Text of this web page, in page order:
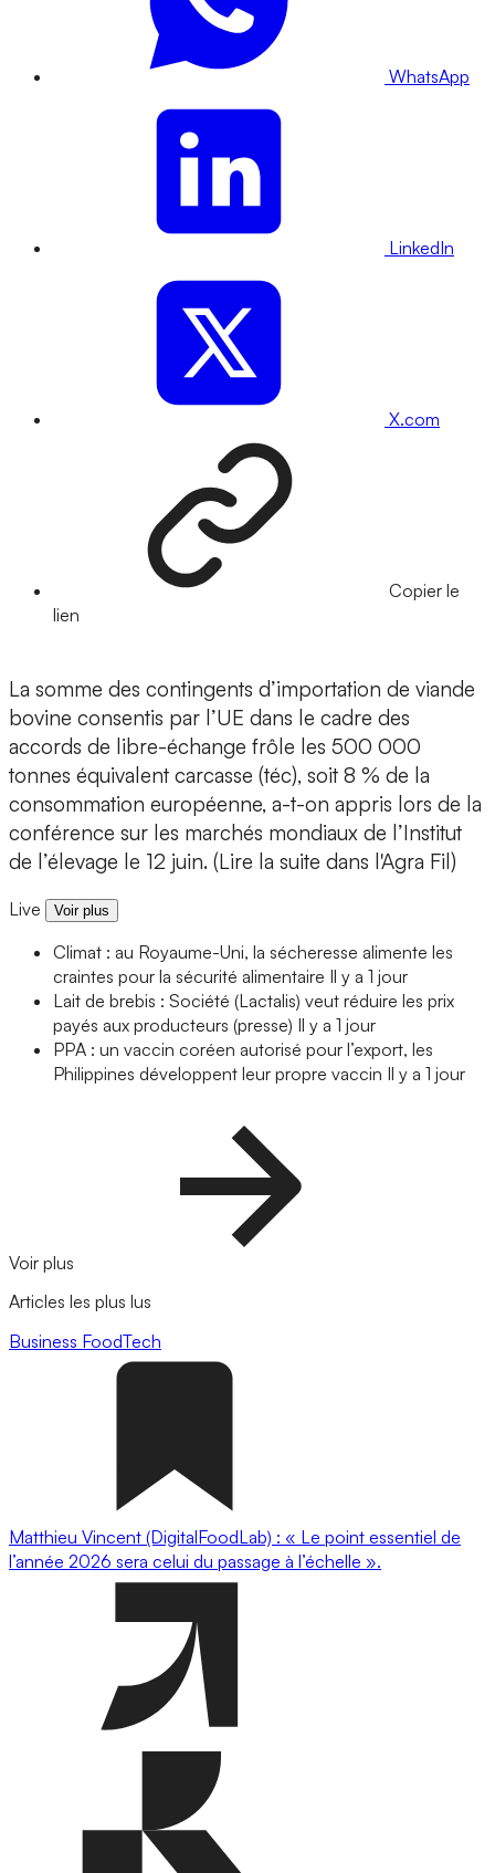
WhatsApp
LinkedIn
X.com
Copier le
lien
La somme des contingents d’importation de viande
bovine consentis par l’UE dans le cadre des
accords de libre-échange frôle les 500 000
tonnes équivalent carcasse (téc), soit 8 % de la
consommation européenne, a-t-on appris lors de la
conférence sur les marchés mondiaux de l’Institut
de l’élevage le 12 juin. (Lire la suite dans l'Agra Fil)
Live Voir plus
Climat : au Royaume-Uni, la sécheresse alimente les
craintes pour la sécurité alimentaire Il y a 1 jour
Lait de brebis : Société (Lactalis) veut réduire les prix
payés aux producteurs (presse) Il y a 1 jour
PPA : un vaccin coréen autorisé pour l’export, les
Philippines développent leur propre vaccin Il y a 1 jour
Voir plus
Articles les plus lus
Business FoodTech
Matthieu Vincent (DigitalFoodLab) : « Le point essentiel de
l’année 2026 sera celui du passage à l’échelle ».